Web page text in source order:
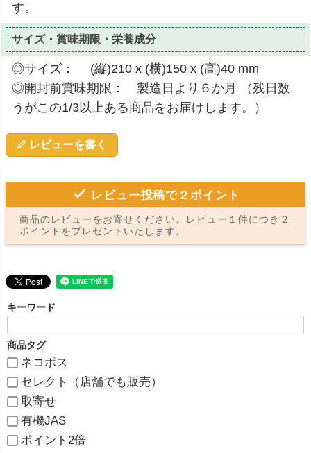
す。
サイズ・賞味期限・栄養成分
◎サイズ： (縦)210 x (横)150 x (高)40 mm
◎開封前賞味期限： 製造日より６か月 （残日数
うがこの1/3以上ある商品をお届けします。）
レビューを書く
レビュー投稿で２ポイント
商品のレビューをお寄せください。レビュー１件につき２
ポイントをプレゼントいたします。
キーワード
商品タグ
ネコポス
セレクト（店舗でも販売）
取寄せ
有機JAS
ポイント2倍